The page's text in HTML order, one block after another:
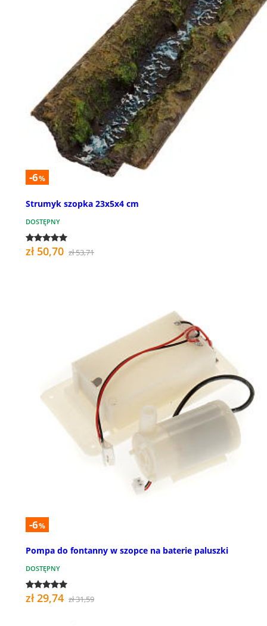
-6%
Strumyk szopka 23x5x4 cm
DOSTĘPNY
zł 50,70 zł 53,71
-6%
Pompa do fontanny w szopce na baterie paluszki
DOSTĘPNY
zł 29,74 zł 31,59